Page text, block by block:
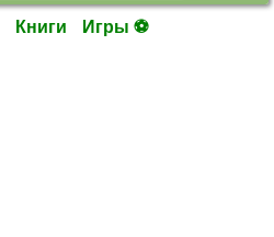
Книги Игры ⚽